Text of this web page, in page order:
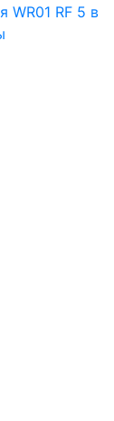
WR01 RF 5 в